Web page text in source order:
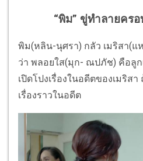
“พิม” ขู่ทำลายครอ
พิม(หลิน-นุศรา) กลัว เมริสา(แ
ว่า พลอยใส(มุก- ณปภัช) คือลูก
เปิดโปงเรื่องในอดีตของเมริส
เรื่องราวในอดีต